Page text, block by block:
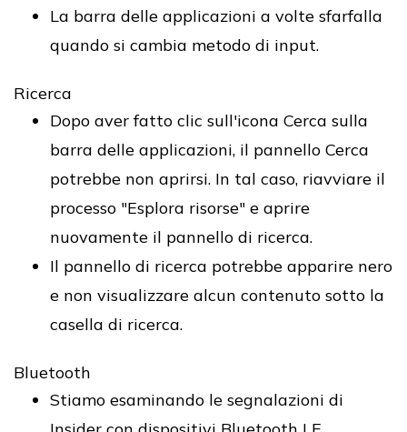
La barra delle applicazioni a volte sfarfalla
quando si cambia metodo di input.
Ricerca
Dopo aver fatto clic sull'icona Cerca sulla
barra delle applicazioni, il pannello Cerca
potrebbe non aprirsi. In tal caso, riavviare il
processo "Esplora risorse" e aprire
nuovamente il pannello di ricerca.
Il pannello di ricerca potrebbe apparire nero
e non visualizzare alcun contenuto sotto la
casella di ricerca.
Bluetooth
Stiamo esaminando le segnalazioni di